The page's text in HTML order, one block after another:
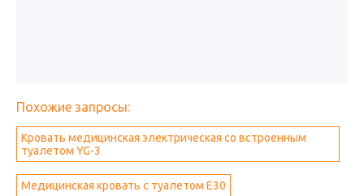
Похожие запросы:
Кровать медицинская электрическая со встроенным
туалетом YG-3
Медицинская кровать с туалетом E30